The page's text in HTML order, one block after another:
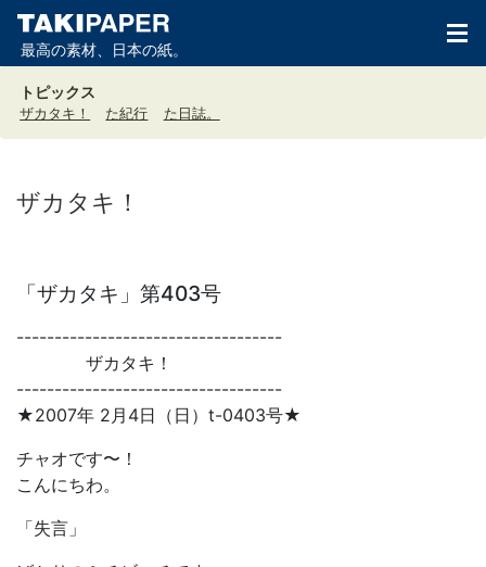
最高の素材、日本の紙。
トピックス
ザカタキ！ た紀行 た日誌。
ザカタキ！
「ザカタキ」第403号
-----------------------------------
ザカタキ！
-----------------------------------
★2007年 2月4日（日）t-0403号★
チャオです〜！
こんにちわ。
「失言」